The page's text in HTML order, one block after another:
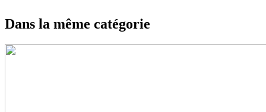
Dans la même catégorie